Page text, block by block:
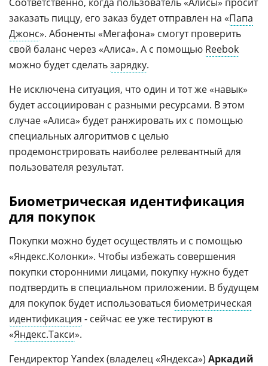
заказать пиццу, его заказ будет отправлен на «Папа
Джонс». Абоненты «Мегафона» смогут проверить
свой баланс через «Алиса». А с помощью Reebok
можно будет сделатьзарядку.
Не исключена ситуация, что один и тот же «навык»
будет ассоциирован с разными ресурсами. В этом
случае «Алиса» будет ранжировать их с помощью
специальных алгоритмов с целью
продемонстрировать наиболее релевантный для
пользователя результат.
Биометрическая идентификация
для покупок
Покупки можно будет осуществлять и с помощью
«Яндекс.Колонки». Чтобы избежать совершения
покупки сторонними лицами, покупку нужно будет
подтвердить в специальном приложении. В будущем
для покупок будет использоваться биометрическая
идентификация - сейчас ее уже тестируют в
«Яндекс.Такси».
Гендиректор Yandex (владелец «Яндекса») Аркадий